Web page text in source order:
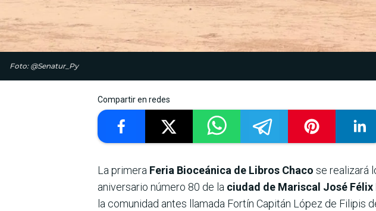
Foto: @Senatur_Py
Compartir en redes
La primera Feria Bioceánica de Libros Chaco se realizará
aniversario número 80 de la ciudad de Mariscal José
la comunidad antes llamada Fortín Capitán López de